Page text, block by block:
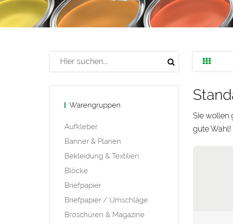
Warengruppen
Aufkleber
Banner & Planen
Bekleidung & Textilien
Blöcke
Briefpapier
Briefpapier / Umschläge
Broschüren & Magazine
Sie wollen
gute Wahl!